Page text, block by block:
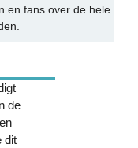
en fans over de hele
de
dit